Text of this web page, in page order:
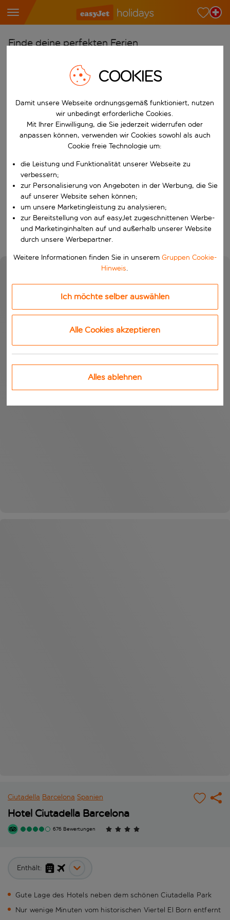
Finde deine perfekten Ferien
Wähle deine Flughäfen
Beginne mit der Eingabe für die automatische
Reiseziele finden
Nach
W&auml;hle ein Ab- und R&uuml;ckflugdatum aus.
Wähle deine Reisedaten
Wann
Wer
Suchen
Ciutadella Barcelona Spanien
Hotel Ciutadella Barcelona
676 Bewertungen
Enthält:
Gute Lage des Hotels neben dem schönen Ciutadella Park
Nur wenige Minuten vom historischen Viertel El Born entfernt
COOKIES
Damit unsere Webseite ordnungsgemäß funktioniert, nutzen
wir unbedingt erforderliche Cookies.
Mit Ihrer Einwilligung, die Sie jederzeit widerrufen oder
anpassen können, verwenden wir Cookies sowohl als auch
Cookie freie Technologie um:
die Leistung und Funktionalität unserer Webseite zu
verbessern;
zur Personalisierung von Angeboten in der Werbung, die Sie
auf unserer Website sehen können;
um unsere Marketingleistung zu analysieren;
zur Bereitstellung von auf easyJet zugeschnittenen Werbe-
und Marketinginhalten auf und außerhalb unserer Website
durch unsere Werbepartner.
Weitere Informationen finden Sie in unserem Gruppen Cookie-
Hinweis.
Ich möchte selber auswählen
Alle Cookies akzeptieren
Alles ablehnen